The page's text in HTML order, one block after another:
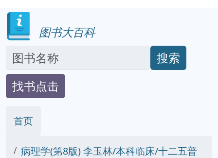
图书大百科
搜索
找书点击
首页
病理学(第8版) 李玉林/本科临床/十二五普